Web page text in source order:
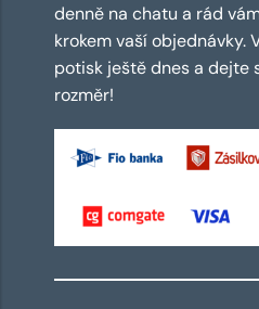
denně na chatu a rád
krokem vaší objednávky.
potisk ještě dnes a dejte
rozměr!